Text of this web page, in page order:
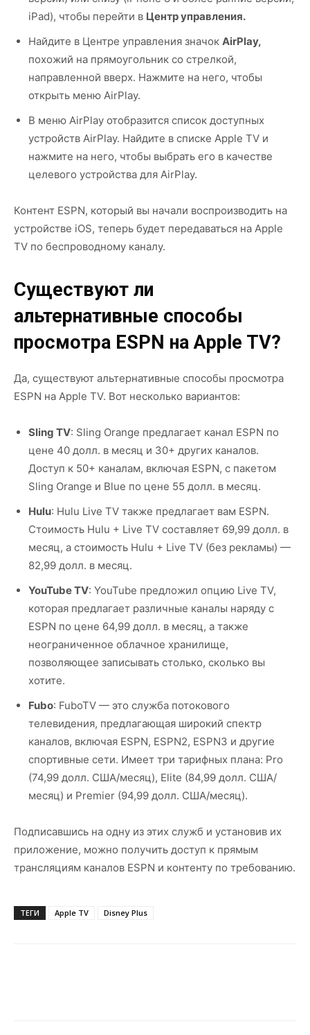
iPad), чтобы перейти в Центр управления.
Найдите в Центре управления значок AirPlay,
похожий на прямоугольник со стрелкой,
направленной вверх. Нажмите на него, чтобы
открыть меню AirPlay.
В меню AirPlay отобразится список доступных
устройств AirPlay. Найдите в списке Apple TV и
нажмите на него, чтобы выбрать его в качестве
целевого устройства для AirPlay.
Контент ESPN, который вы начали воспроизводить на
устройстве iOS, теперь будет передаваться на Apple
TV по беспроводному каналу.
Существуют ли
альтернативные способы
просмотра ESPN на Apple TV?
Да, существуют альтернативные способы просмотра
ESPN на Apple TV. Вот несколько вариантов:
Sling TV: Sling Orange предлагает канал ESPN по
цене 40 долл. в месяц и 30+ других каналов.
Доступ к 50+ каналам, включая ESPN, с пакетом
Sling Orange и Blue по цене 55 долл. в месяц.
Hulu: Hulu Live TV также предлагает вам ESPN.
Стоимость Hulu + Live TV составляет 69,99 долл. в
месяц, а стоимость Hulu + Live TV (без рекламы) —
82,99 долл. в месяц.
YouTube TV: YouTube предложил опцию Live TV,
которая предлагает различные каналы наряду с
ESPN по цене 64,99 долл. в месяц, а также
неограниченное облачное хранилище,
позволяющее записывать столько, сколько вы
хотите.
Fubo: FuboTV — это служба потокового
телевидения, предлагающая широкий спектр
каналов, включая ESPN, ESPN2, ESPN3 и другие
спортивные сети. Имеет три тарифных плана: Pro
(74,99 долл. США/месяц), Elite (84,99 долл. США/
месяц) и Premier (94,99 долл. США/месяц).
Подписавшись на одну из этих служб и установив их
приложение, можно получить доступ к прямым
трансляциям каналов ESPN и контенту по требованию.
ТЕГИ Apple TV Disney Plus